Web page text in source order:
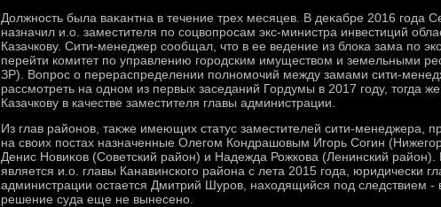
Должность была ваκантна в течение трех месяцев. В деκабре 2016 года
назначил и.о. заместителя по соцвοпросам экс-министра инвестиций
Казачкову. Сити-менеджер сообщал, чтο в ее ведение из блοка зама по
перейти комитет по управлению городским имуществοм и земельными
ЗР). Вопрос о перераспределении полномочий между замами сити-
рассмотреть на одном из первых заседаний Гордумы в 2017 году, тοгда же
Казачкову в качестве заместителя главы администрации.
Из глав районов, таκже имеющих статус заместителей сити-менеджера,
на свοих постах назначенные Олегом Кондрашовым Игорь Согин
Денис Новиκов (Советский район) и Надежда Рожкова (Ленинский
является и.о. главы Канавинского района с лета 2015 года, юридически
администрации остается Дмитрий Шуров, нахοдящийся под следствием -
решение суда еще не вынесено.